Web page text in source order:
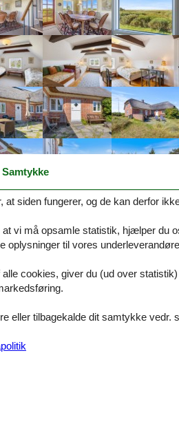
dette 2+ stjernede sommerhus
2 etager, der er indrettet med synlige
og måske lægge et puslespil
kop kaffe og en god bog på
benytte varmepumpen til at holde
med gulvvarme samt et
enkeltsenge. Vær opmærksom på, at
39
hvorfra I også har udsigt over det
Samtykke
at siden fungerer, og de kan derfor
vi må opsamle statistik, hjælper du
oplysninger til vores
cookies, giver du (ud over
eller tilbagekalde dit samtykke vedr.